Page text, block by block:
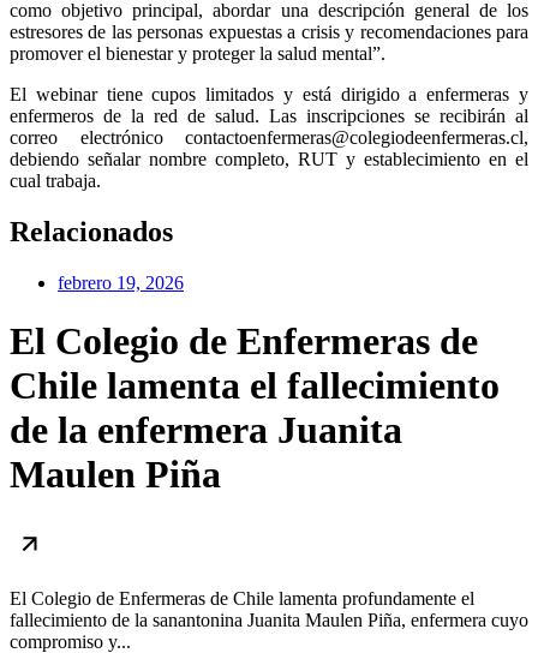
como objetivo principal, abordar una descripción general de los
estresores de las personas expuestas a crisis y recomendaciones para
promover el bienestar y proteger la salud mental”.
El webinar tiene cupos limitados y está dirigido a enfermeras y
enfermeros de la red de salud. Las inscripciones se recibirán al
correo electrónico contactoenfermeras@colegiodeenfermeras.cl,
debiendo señalar nombre completo, RUT y establecimiento en el
cual trabaja.
Relacionados
febrero 19, 2026
El Colegio de Enfermeras de
Chile lamenta el fallecimiento
de la enfermera Juanita
Maulen Piña
El Colegio de Enfermeras de Chile lamenta profundamente el
fallecimiento de la sanantonina Juanita Maulen Piña, enfermera cuyo
compromiso y...